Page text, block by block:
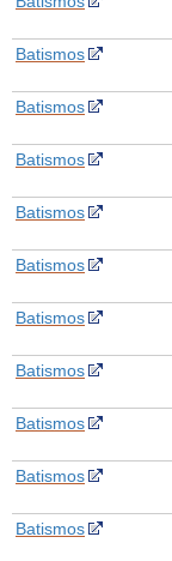
Batismos
Batismos
Batismos
Batismos
Batismos
Batismos
Batismos
Batismos
Batismos
Batismos